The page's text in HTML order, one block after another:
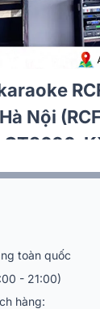
Nội
toàn quốc
- 21:00)
hàng: